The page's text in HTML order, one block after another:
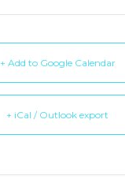
+ Add to Google Calendar
+ iCal / Outlook export